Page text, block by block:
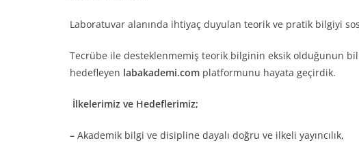
Laboratuvar alanında ihtiyaç duyulan teorik ve pratik bilgiyi
Tecrübe ile desteklenmemiş teorik bilginin eksik olduğunun
hedefleyen labakademi.com platformunu hayata geçirdik.
İlkelerimiz ve Hedeflerimiz;
– Akademik bilgi ve disipline dayalı doğru ve ilkeli yayıncılık,